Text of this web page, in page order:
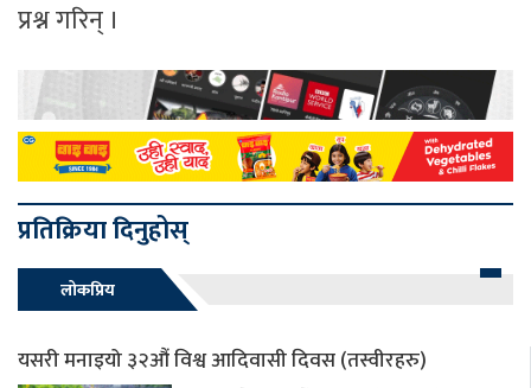
प्रश्न गरिन् ।
प्रतिक्रिया दिनुहोस्
लोकप्रिय
यसरी मनाइयो ३२औं विश्व आदिवासी दिवस (तस्वीरहरु)